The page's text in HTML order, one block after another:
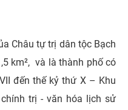
Châu tự trị dân tộc Bạch
km², và là thành phố có
đến thế kỷ thứ X – Khu
trị - văn hóa lịch sử